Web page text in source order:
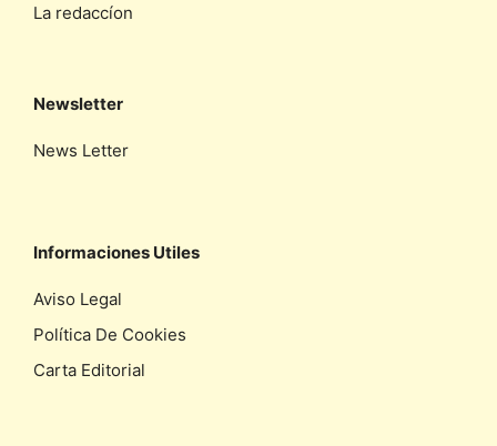
La redaccíon
Newsletter
News Letter
Informaciones Utiles
Aviso Legal
Política De Cookies
Carta Editorial